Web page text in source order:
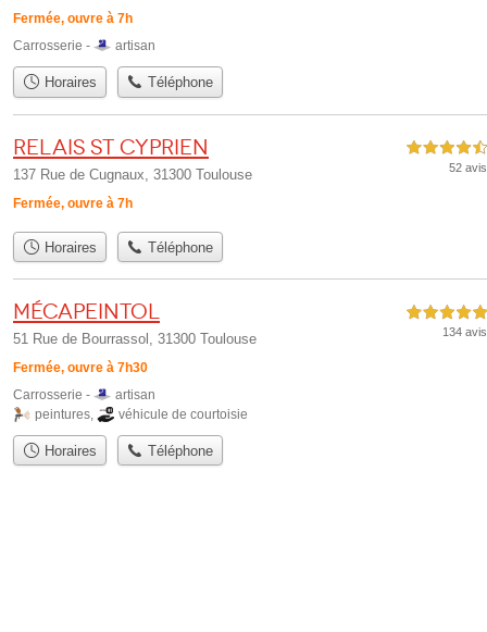
Fermée, ouvre à 7h
Carrosserie - artisan
Horaires Téléphone
Relais St Cyprien
137 Rue de Cugnaux, 31300 Toulouse
Fermée, ouvre à 7h
4,5 étoiles sur 5
52 avis
Horaires Téléphone
Mécapeintol
51 Rue de Bourrassol, 31300 Toulouse
Fermée, ouvre à 7h30
5,0 étoiles sur 5
134 avis
Carrosserie -
artisan
peintures, véhicule de courtoisie
Horaires Téléphone